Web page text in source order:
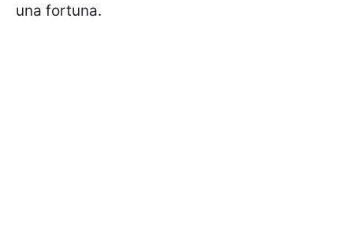
una fortuna.